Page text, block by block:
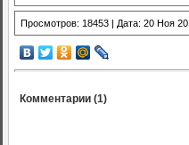
Просмотров: 18453 | Дата: 20 Ноя
Комментарии (1)